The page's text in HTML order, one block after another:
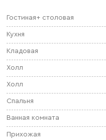
Гостиная+ столовая
Кухня
Кладовая
Холл
Холл
Спальня
Ванная комната
Прихожая